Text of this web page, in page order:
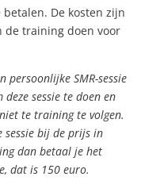
De kosten zijn
de training doen voor
persoonlijke SMR-sessie
sessie te doen en
te training te volgen.
sessie bij de prijs in
dan betaal je het
dat is 150 euro.